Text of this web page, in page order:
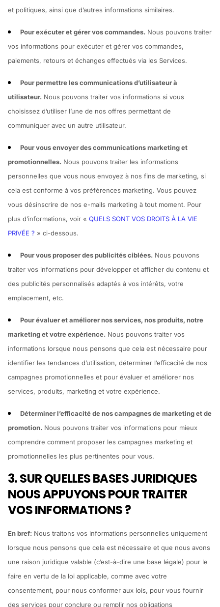
et politiques, ainsi que d’autres informations similaires.
Pour exécuter et gérer vos commandes. Nous pouvons traiter
vos informations pour exécuter et gérer vos commandes,
paiements, retours et échanges effectués via les Services.
Pour permettre les communications d’utilisateur à
utilisateur. Nous pouvons traiter vos informations si vous
choisissez d’utiliser l’une de nos offres permettant de
communiquer avec un autre utilisateur.
Pour vous envoyer des communications marketing et
promotionnelles. Nous pouvons traiter les informations
personnelles que vous nous envoyez à nos fins de marketing, si
cela est conforme à vos préférences marketing. Vous pouvez
vous désinscrire de nos e-mails marketing à tout moment. Pour
plus d’informations, voir « QUELS SONT VOS DROITS À LA VIE
PRIVÉE ? » ci-dessous.
Pour vous proposer des publicités ciblées. Nous pouvons
traiter vos informations pour développer et afficher du contenu et
des publicités personnalisés adaptés à vos intérêts, votre
emplacement, etc.
Pour évaluer et améliorer nos services, nos produits, notre
marketing et votre expérience. Nous pouvons traiter vos
informations lorsque nous pensons que cela est nécessaire pour
identifier les tendances d’utilisation, déterminer l’efficacité de nos
campagnes promotionnelles et pour évaluer et améliorer nos
services, produits, marketing et votre expérience.
Déterminer l’efficacité de nos campagnes de marketing et de
promotion. Nous pouvons traiter vos informations pour mieux
comprendre comment proposer les campagnes marketing et
promotionnelles les plus pertinentes pour vous.
3. SUR QUELLES BASES JURIDIQUES
NOUS APPUYONS POUR TRAITER
VOS INFORMATIONS ?
En bref: Nous traitons vos informations personnelles uniquement
lorsque nous pensons que cela est nécessaire et que nous avons
une raison juridique valable (c’est-à-dire une base légale) pour le
faire en vertu de la loi applicable, comme avec votre
consentement, pour nous conformer aux lois, pour vous fournir
des services pour conclure ou remplir nos obligations